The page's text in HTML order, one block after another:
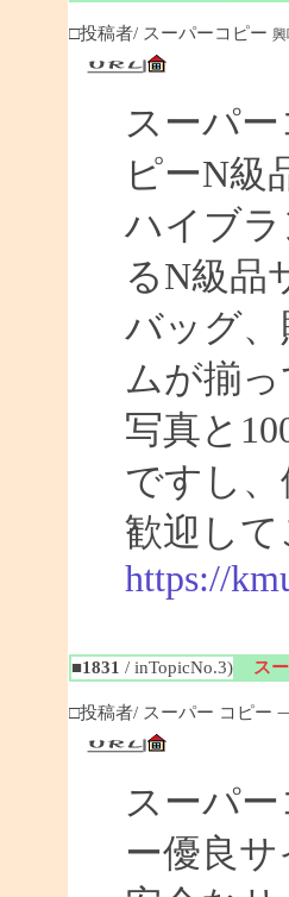
□投稿者/ スーパーコピー 興
スーパ
ピーN級
ハイブ
るN級品
バッグ
ムが揃
写真と
ですし
歓迎して
https://
■1831 / inTopicNo.3) ス
□投稿者/ スーパー コピー
スーパ
ー優良